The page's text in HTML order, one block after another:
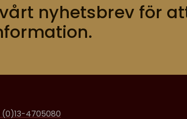
nyhetsbrev för
(0)13-4705080